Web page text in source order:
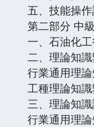
五、技能操
第二部分 中
一、石油化
二、理論知
行業通用理
工種理論知
三、理論知
行業通用理